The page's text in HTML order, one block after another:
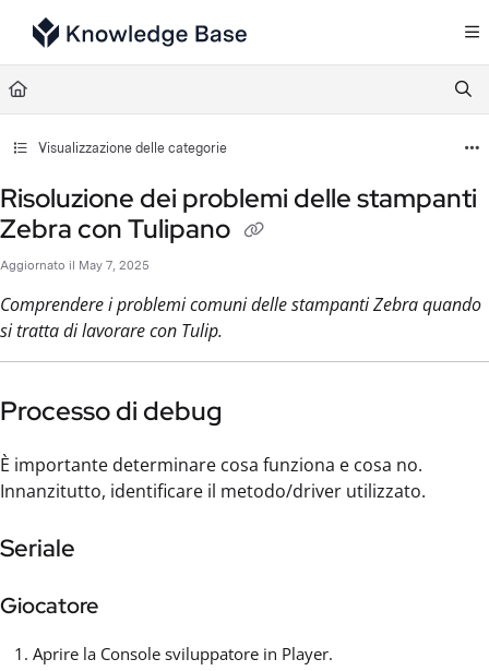
Documentation Index
Fetch the complete documentation index at:
Use this file to discover all available pages before exploring further.
Visualizzazione delle categorie
Risoluzione dei problemi delle stampanti
Zebra con Tulipano
Aggiornato il May 7, 2025
Comprendere i problemi comuni delle stampanti Zebra quando
si tratta di lavorare con Tulip.
Processo di debug
È importante determinare cosa funziona e cosa no.
Innanzitutto, identificare il metodo/driver utilizzato.
Seriale
Giocatore
Aprire la Console sviluppatore in Player.